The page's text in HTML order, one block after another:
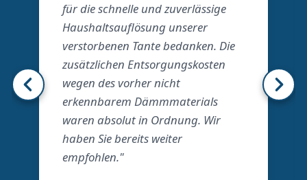
für die schnelle und zuverlässige
Haushaltsauflösung unserer
verstorbenen Tante bedanken. Die
zusätzlichen Entsorgungskosten
wegen des vorher nicht
erkennbarem Dämmmaterials
waren absolut in Ordnung. Wir
haben Sie bereits weiter
empfohlen."